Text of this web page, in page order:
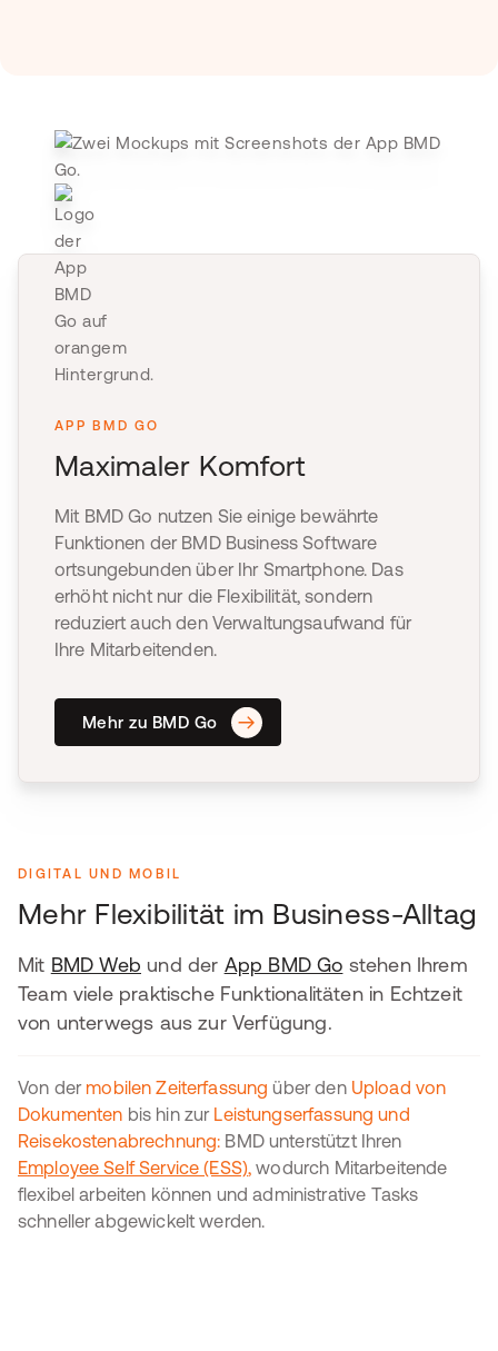
APP BMD GO
Maximaler Komfort
Mit BMD Go nutzen Sie einige bewährte
Funktionen der BMD Business Software
ortsungebunden über Ihr Smartphone. Das
erhöht nicht nur die Flexibilität, sondern
reduziert auch den Verwaltungsaufwand für
Ihre Mitarbeitenden.
Mehr zu BMD Go
DIGITAL UND MOBIL
Mehr Flexibilität im Business-Alltag
Mit BMD Web und der App BMD Go stehen Ihrem
Team viele praktische Funktionalitäten in Echtzeit
von unterwegs aus zur Verfügung.
Von der mobilen Zeiterfassung über den Upload von
Dokumenten bis hin zur Leistungserfassung und
Reisekostenabrechnung: BMD unterstützt Ihren
Employee Self Service (ESS), wodurch Mitarbeitende
flexibel arbeiten können und administrative Tasks
schneller abgewickelt werden.